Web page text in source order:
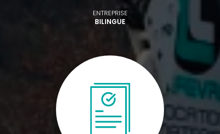
ENTREPRISE
BILINGUE